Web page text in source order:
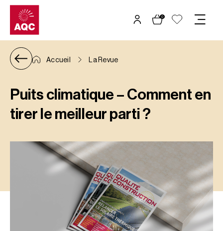
Panneau de gestion des cookies
0
Accueil La Revue
Puits climatique – Comment en
tirer le meilleur parti ?